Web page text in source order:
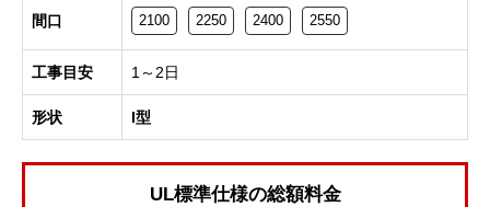
間口 2100 2250 2400 2550
工事目安 1～2日
形状 I型
UL標準仕様の総額料金